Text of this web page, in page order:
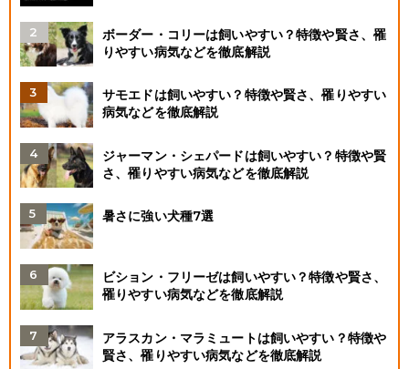
ボーダー・コリーは飼いやすい？特徴や賢さ、罹
りやすい病気などを徹底解説
サモエドは飼いやすい？特徴や賢さ、罹りやすい
病気などを徹底解説
ジャーマン・シェパードは飼いやすい？特徴や賢
さ、罹りやすい病気などを徹底解説
暑さに強い犬種7選
ビション・フリーゼは飼いやすい？特徴や賢さ、
罹りやすい病気などを徹底解説
アラスカン・マラミュートは飼いやすい？特徴や
賢さ、罹りやすい病気などを徹底解説